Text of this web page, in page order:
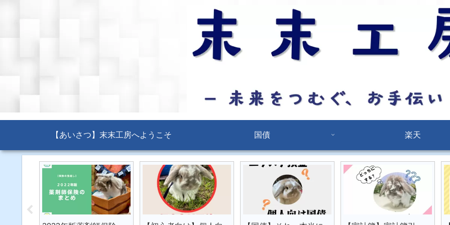
【あいさつ】末末工房へようこそ 国債 楽天